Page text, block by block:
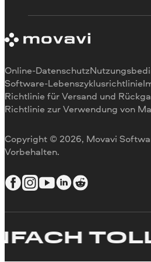
Rückerstattung
Für Arbeit
Video zuschneiden
Video drehen
Videogröße ändern
Video umkehren
Video stabilisieren
Text zum Video
Video erstellen
Copyright © 2026, Movavi
Vorbehalten.
Online-Datenschutz
Software-Lebenszyklusrichtlinie
Richtlinie für Versand und
Richtlinie zur Verwendung von